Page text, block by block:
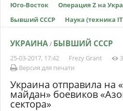
Юго-Восток Операция Z на
Бывший СССР
Наука (техника
УКРАИНА/ БЫВШИЙ СССР
25-03-2017, 17:42 Frezy Grant
Версия для печати
Украина отправила на
майдан» боевиков
сектора»